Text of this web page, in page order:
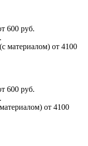
600 руб.
материалом) от 4100
600 руб.
от 4100